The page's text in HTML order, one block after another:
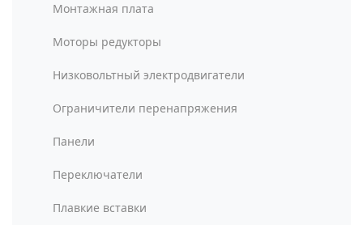
Монтажная плата
Моторы редукторы
Низковольтный электродвигатели
Ограничители перенапряжения
Панели
Переключатели
Плавкие вставки